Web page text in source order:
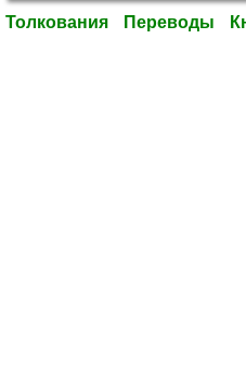
Толкования Переводы